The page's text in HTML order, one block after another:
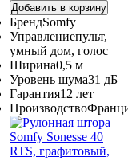
Добавить в корзину
БрендSomfy
Управлениепульт,
умный дом, голос
Ширина0,5 м
Уровень шума31 дБ
Гарантия12 лет
Производство